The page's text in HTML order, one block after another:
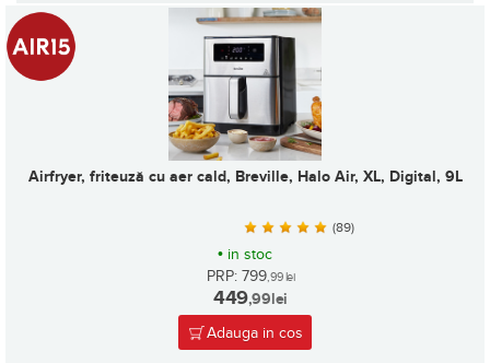
Airfryer, friteuză cu aer cald, Breville, Halo Air, XL, Digital, 9L
(89)
• in stoc
PRP: 799,99lei
449,99 lei
Adauga in cos